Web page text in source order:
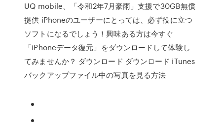
UQ mobile、「令和2年7月豪雨」支援で30GB無償
提供 iPhoneのユーザーにとっては、必ず役に立つ
ソフトになるでしょう！興味ある方は今すぐ
「iPhoneデータ復元」をダウンロードして体験し
てみませんか？ ダウンロード ダウンロード iTunes
バックアップファイル中の写真を見る方法